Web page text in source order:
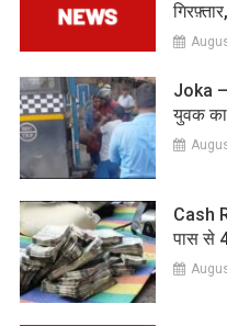
Joka –
युवक का
Cash
पास से